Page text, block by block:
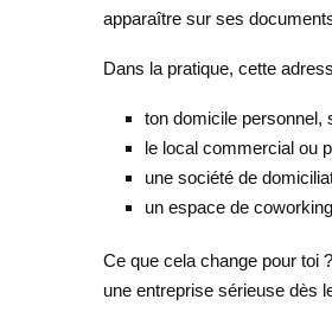
apparaître sur ses
Dans la pratique, cette
ton domicile personnel,
le local commercial ou
une société de
un espace de
Ce que cela change pour toi
une entreprise sérieuse dès